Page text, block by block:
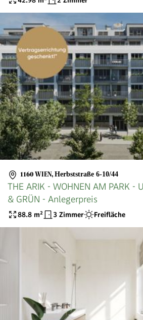
1160 WIEN, Herbststraße 6-10/44
THE ARIK - WOHNEN AM PARK -
& GRÜN - Anlegerpreis
88.8 m² 3 Zimmer Freifläche